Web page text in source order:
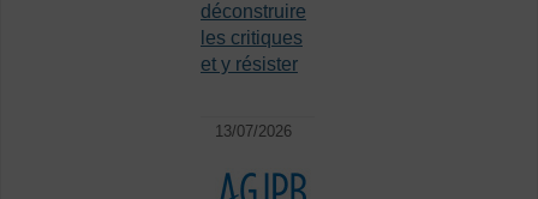
déconstruire
les critiques
et y résister
13/07/2026